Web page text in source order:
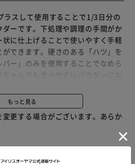
ラスして使用することで1/3日分の
ーです。下処理や調理の手間がか
に仕上げることで使いやすく手軽
できます。硬さのある「ハツ」を
ー」のみを使用することでなめら
ッケージ・内容等予告なく変更す
めご了承ください。
もっと見る
更する場合がございます。あらか